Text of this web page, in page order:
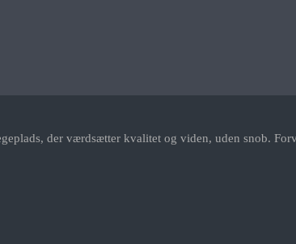
der værdsætter kvalitet og viden, uden snob.